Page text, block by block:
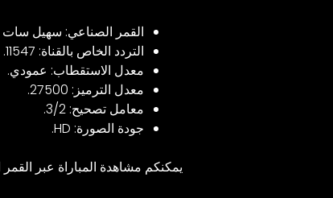
القمر الصناعي: سهيل سات
التردد الخاص بالقناة: 11547.
معدل الاستقطاب: عمودي.
معدل الترميز: 27500.
معامل تصحيح: 3/2.
جودة الصورة: HD.
يمكنكم مشاهدة المباراة عبر